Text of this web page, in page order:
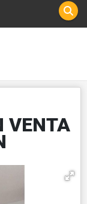
VENTA